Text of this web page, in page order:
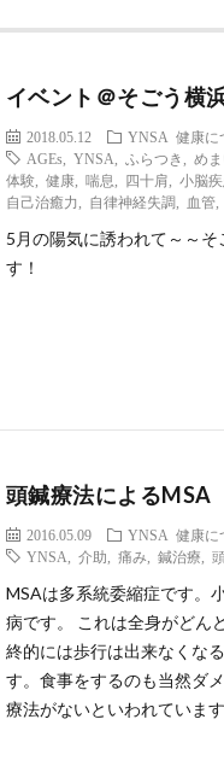
イベント＠そごう横
2018.05.12 YNSA
健康に
AGEs
YNSA ふらつき め
体験, 健康, 喘息 四十肩 小脳疾
自己治癒力
自律神経失調 血管,
5月の陽気に誘われて～～
す！
頭鍼療法によるMSA
2016.05.09 YNSA 健康に
YNSA
介助 痛み 鍼治療
MSAは多系統委縮症です。
病です。 これは全身がどん
終的には歩行は出来なくな
す。食事をするのも当然ダ
療法がないといわれています